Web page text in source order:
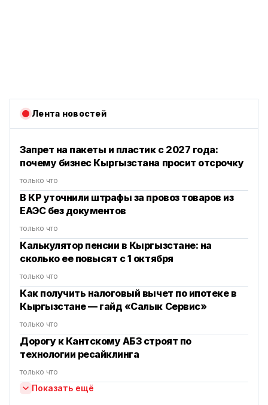
Лента новостей
Запрет на пакеты и пластик с 2027 года:
почему бизнес Кыргызстана просит отсрочку
только что
В КР уточнили штрафы за провоз товаров из
ЕАЭС без документов
только что
Калькулятор пенсии в Кыргызстане: на
сколько ее повысят с 1 октября
только что
Как получить налоговый вычет по ипотеке в
Кыргызстане — гайд «Салык Сервис»
только что
Дорогу к Кантскому АБЗ строят по
технологии ресайклинга
только что
Показать ещё